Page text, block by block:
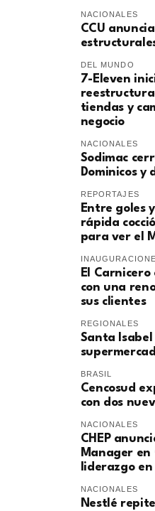
NACIONALES
CCU
DEL MUNDO
7-Eleven
tiendas y
negocio
NACIONALES
Sodimac
Dominicos y
REPORTAJES
Entre goles
rápida
para ver el
El Carnicero
con una
sus clientes
REGIONALES
Santa
BRASIL
Cencosud
con dos
NACIONALES
CHEP
Manager en
liderazgo en
NACIONALES
Nestlé